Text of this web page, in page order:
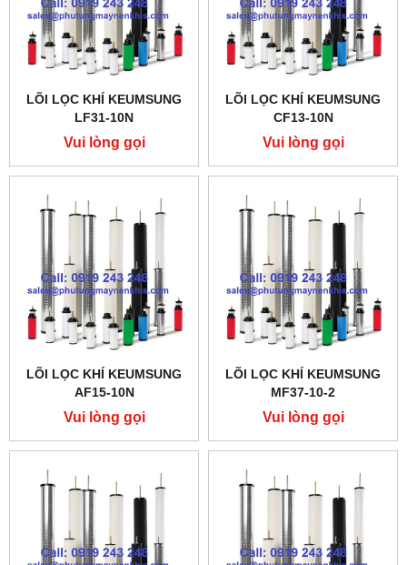
LÕI LỌC KHÍ KEUMSUNG
LF31-10N
Vui lòng gọi
LÕI LỌC KHÍ KEUMSUNG
CF13-10N
Vui lòng gọi
LÕI LỌC KHÍ KEUMSUNG
AF15-10N
Vui lòng gọi
LÕI LỌC KHÍ KEUMSUNG
MF37-10-2
Vui lòng gọi